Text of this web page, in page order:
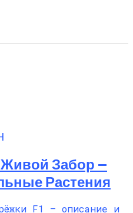
Забор —
Растения